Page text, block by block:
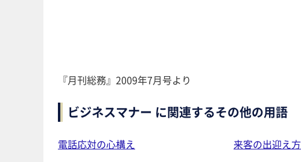
『月刊総務』2009年7月号より
ビジネスマナー に関連するその他の用語
電話応対の心構え 来客の出迎え方